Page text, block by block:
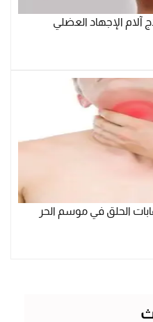
آلام الإجهاد العضلي
الحلق في موسم الحر